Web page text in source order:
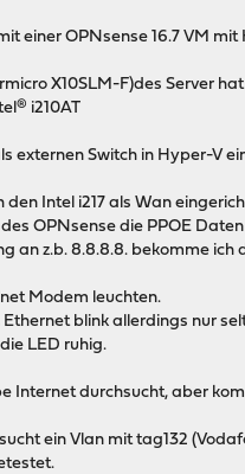
einer OPNsense 16.7 VM mit
X10SLM-F)des Server
i210AT
externen Switch in Hyper-V
den Intel i217 als Wan
OPNsense die PPOE
an z.b. 8.8.8.8. bekomme
Modem leuchten.
blink allerdings nur
LED ruhig.
Internet durchsucht, aber
ein Vlan mit tag132